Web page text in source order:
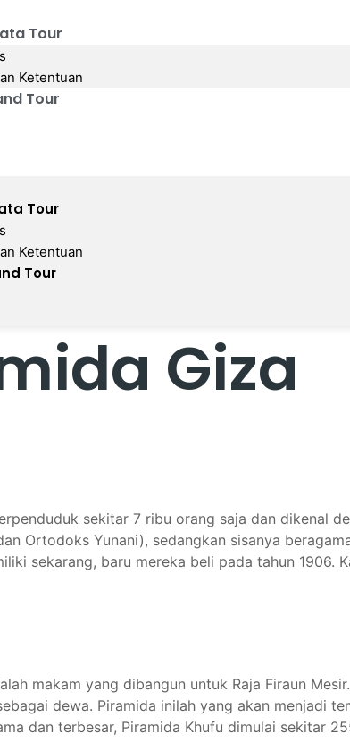
Tour
Ketentuan
Tour
Tour
Ketentuan
Tour
Giza
sekitar 7 ribu orang saja dan dikenal
Ortodoks Yunani), sedangkan sisanya
sekarang, baru mereka beli pada tahun 1906.
makam yang dibangun untuk Raja Firaun
dewa. Piramida inilah yang akan menjadi
dan terbesar, Piramida Khufu dimulai sekitar